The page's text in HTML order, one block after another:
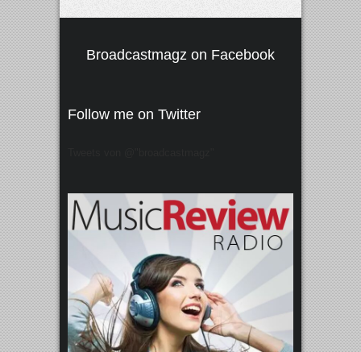
Broadcastmagz on Facebook
Follow me on Twitter